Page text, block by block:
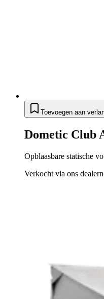
Toevoegen aan
Dometic Club
Opblaasbare statische
Verkocht via ons